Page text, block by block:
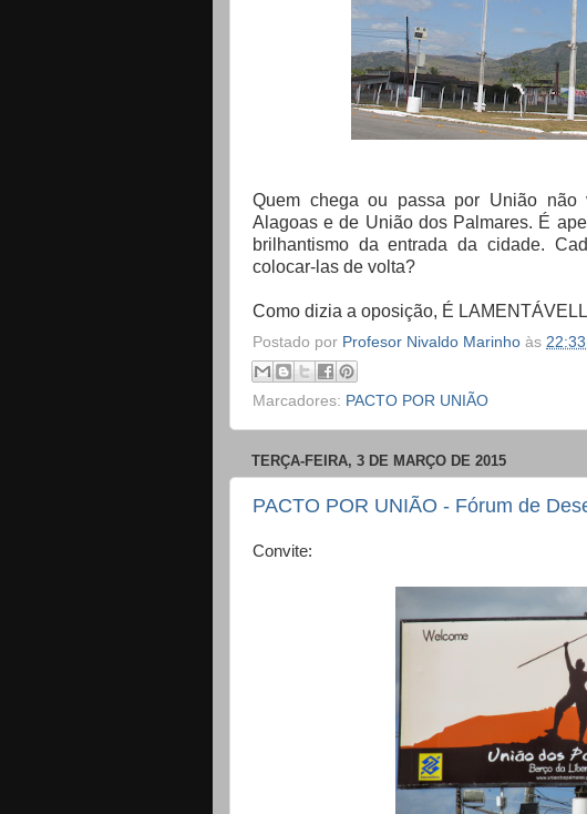
Quem chega ou passa por União
Alagoas e de União dos Palmares. É
brilhantismo da entrada da cidade.
colocar-las de volta?
Como dizia a oposição, É
Postado por Profesor Nivaldo Marinho às
Marcadores: PACTO POR UNIÃO
TERÇA-FEIRA, 3 DE MARÇO DE 2015
PACTO POR UNIÃO - Fórum de
Convite: